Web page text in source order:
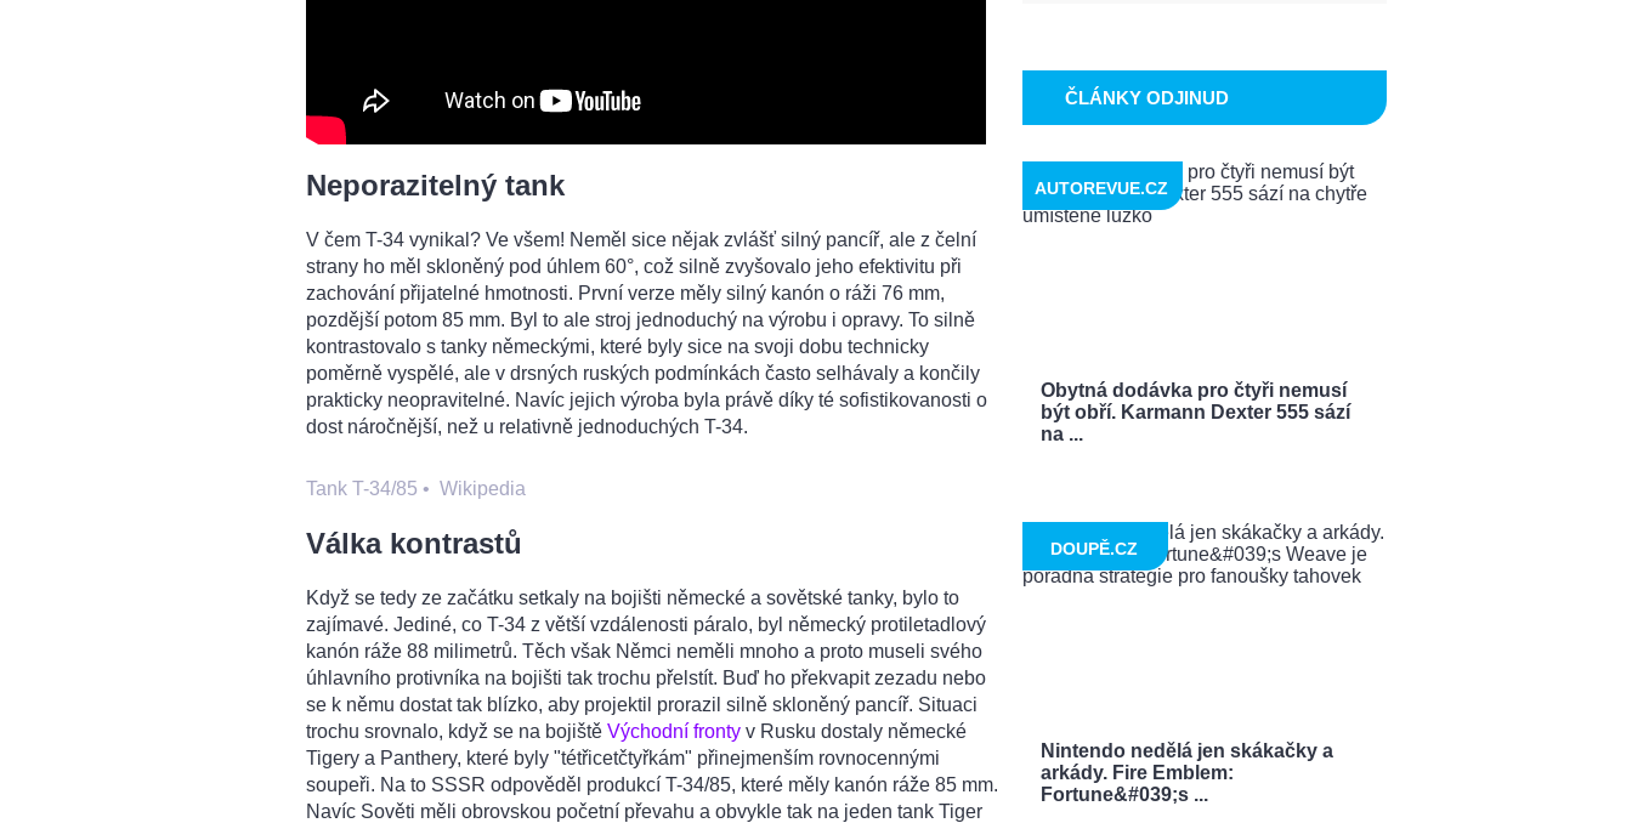
Neporazitelný tank
V čem T-34 vynikal? Ve všem! Neměl sice nějak zvlášť silný pancíř, ale z čelní
strany ho měl skloněný pod úhlem 60°, což silně zvyšovalo jeho efektivitu při
zachování přijatelné hmotnosti. První verze měly silný kanón o ráži 76 mm,
pozdější potom 85 mm. Byl to ale stroj jednoduchý na výrobu i opravy. To silně
kontrastovalo s tanky německými, které byly sice na svoji dobu technicky
poměrně vyspělé, ale v drsných ruských podmínkách často selhávaly a končily
prakticky neopravitelné. Navíc jejich výroba byla právě díky té sofistikovanosti o
dost náročnější, než u relativně jednoduchých T-34.
Tank T-34/85 • Wikipedia
Válka kontrastů
Když se tedy ze začátku setkaly na bojišti německé a sovětské tanky, bylo to
zajímavé. Jediné, co T-34 z větší vzdálenosti páralo, byl německý protiletadlový
kanón ráže 88 milimetrů. Těch však Němci neměli mnoho a proto museli svého
úhlavního protivníka na bojišti tak trochu přelstít. Buď ho překvapit zezadu nebo
se k němu dostat tak blízko, aby projektil prorazil silně skloněný pancíř. Situaci
trochu srovnalo, když se na bojiště Východní fronty v Rusku dostaly německé
Tigery a Panthery, které byly "tétřicetčtyřkám" přinejmenším rovnocennými
soupeři. Na to SSSR odpověděl produkcí T-34/85, které měly kanón ráže 85 mm.
Navíc Sověti měli obrovskou početní převahu a obvykle tak na jeden tank Tiger
ČLÁNKY ODJINUD
Obytná dodávka pro čtyři nemusí
být obří. Karmann Dexter 555 sází
na ...
AUTOREVUE.CZ
Nintendo nedělá jen skákačky a
arkády. Fire Emblem:
Fortune&#039;s ...
DOUPĚ.CZ